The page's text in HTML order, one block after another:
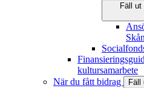
Fäll ut
kultursamarbete
När du fått bidrag
Fäll